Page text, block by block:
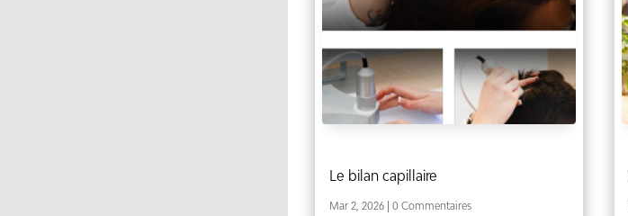
Le bilan capillaire
Mar 2, 2026 | 0 Commentaires